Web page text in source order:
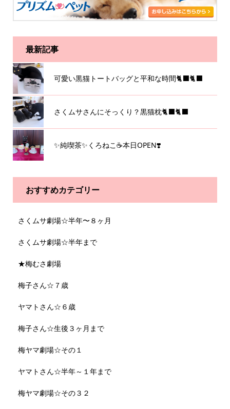
最新記事
可愛い黒猫トートバッグと平和な時間🐈‍⬛🐈‍⬛
さくムサさんにそっくり？黒猫枕🐈‍⬛🐈‍⬛
✨純喫茶✨くろねこ☕️本日OPEN❣️
おすすめカテゴリー
さくムサ劇場☆半年〜８ヶ月
さくムサ劇場☆半年まで
★梅むさ劇場
梅子さん☆７歳
ヤマトさん☆６歳
梅子さん☆生後３ヶ月まで
梅ヤマ劇場☆その１
ヤマトさん☆半年～１年まで
梅ヤマ劇場☆その３２